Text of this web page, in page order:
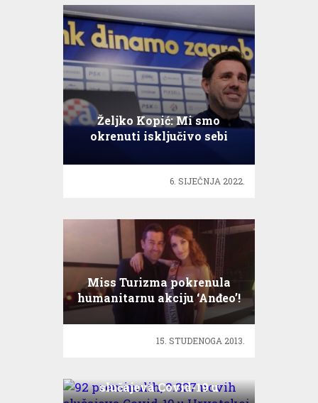
Željko Kopić: Mi smo
okrenuti isključivo sebi
6. SIJEČNJA 2022.
Miss Turizma pokrenula
humanitarnu akciju ‘Anđeo’!
15. STUDENOGA 2013.
slučajeva Covid-19 u